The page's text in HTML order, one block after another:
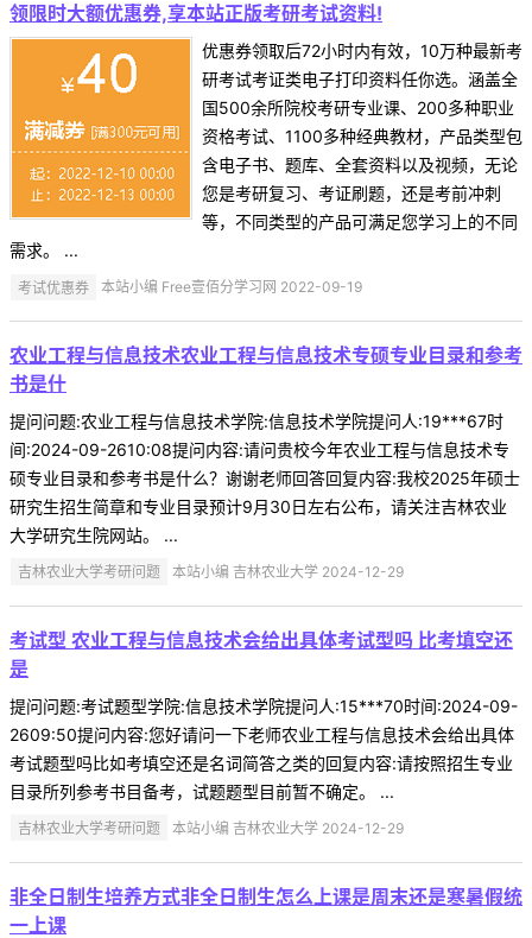
领限时大额优惠券,享本站正版考研考试资料!
优惠券领取后72小时内有效，10万种最新考
研考试考证类电子打印资料任你选。涵盖全
国500余所院校考研专业课、200多种职业
资格考试、1100多种经典教材，产品类型包
含电子书、题库、全套资料以及视频，无论
您是考研复习、考证刷题，还是考前冲刺
等，不同类型的产品可满足您学习上的不同
需求。 ...
考试优惠券 本站小编 Free壹佰分学习网 2022-09-19
农业工程与信息技术农业工程与信息技术专硕专业目录和参考
书是什
提问问题:农业工程与信息技术学院:信息技术学院提问人:19***67时
间:2024-09-2610:08提问内容:请问贵校今年农业工程与信息技术专
硕专业目录和参考书是什么？谢谢老师回答回复内容:我校2025年硕士
研究生招生简章和专业目录预计9月30日左右公布，请关注吉林农业
大学研究生院网站。 ...
吉林农业大学考研问题 本站小编 吉林农业大学 2024-12-29
考试型 农业工程与信息技术会给出具体考试型吗 比考填空还
是
提问问题:考试题型学院:信息技术学院提问人:15***70时间:2024-09-
2609:50提问内容:您好请问一下老师农业工程与信息技术会给出具体
考试题型吗比如考填空还是名词简答之类的回复内容:请按照招生专业
目录所列参考书目备考，试题题型目前暂不确定。 ...
吉林农业大学考研问题 本站小编 吉林农业大学 2024-12-29
非全日制生培养方式非全日制生怎么上课是周末还是寒暑假统
一上课